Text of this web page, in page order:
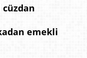
emekli